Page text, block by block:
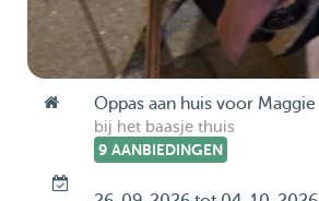
Oppas aan huis voor Maggie
bij het baasje thuis
9 AANBIEDINGEN